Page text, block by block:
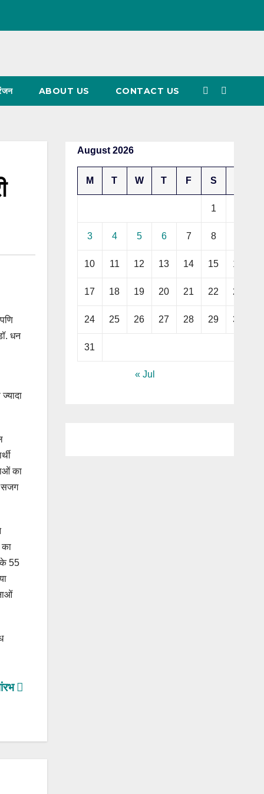
ABOUT US CONTACT US
धन
का
सजग
का
के 55
August 2026
M T W T F S
1
3 4 5 6 7 8
10 11 12 13 14 15 16
17 18 19 20 21 22 23
24 25 26 27 28 29 30
31
« Jul